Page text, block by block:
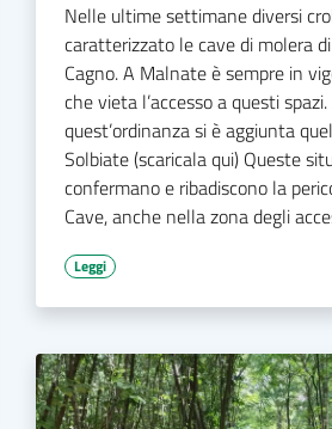
Nelle ultime settimane diversi
caratterizzato le cave di molera
Cagno. A Malnate è sempre in
che vieta l’accesso a questi spazi.
quest’ordinanza si è aggiunta
Solbiate (scaricala qui) Queste
confermano e ribadiscono la
Cave, anche nella zona degli
Leggi